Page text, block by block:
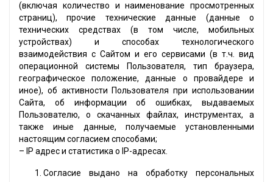
(включая количество и наименование просмотренных
страниц), прочие технические данные (данные о
технических средствах (в том числе, мобильных
устройствах) и способах технологического
взаимодействия с Сайтом и его сервисами (в т.ч. вид
операционной системы Пользователя, тип браузера,
географическое положение, данные о провайдере и
иное), об активности Пользователя при использовании
Сайта, об информации об ошибках, выдаваемых
Пользователю, о скачанных файлах, инструментах, а
также иные данные, получаемые установленными
настоящим согласием способами;
– IP адрес и статистика о IP-адресах.
Согласие выдано на обработку персональных